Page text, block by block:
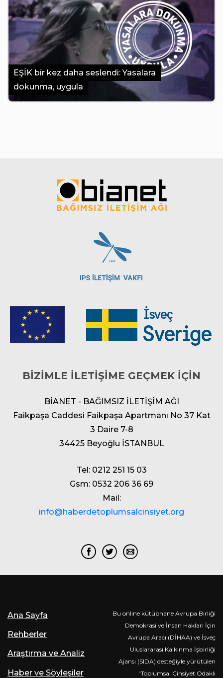
EŞİK bir kez daha seslendi: Yasalara
dokunma, uygula
BİZİMLE İLETİŞİME GEÇMEK İÇİN
BİANET - BAĞIMSIZ İLETİŞİM AĞI
Faikpaşa Caddesi Faikpaşa Apartmanı No 37 Kat
3 Daire 7-8
34425 Beyoğlu İSTANBUL
Tel: 0212 251 15 03
Gsm: 0532 206 36 69
Mail:
info@haberdetoplumsalcinsiyet.org
Ana Sayfa
Rehberler
Araştırma ve Analiz
Haber ve Söyleşiler
Bu online kütüphane Avrupa Birliği
Demokrasi ve İnsan Hakları İçin
Avrupa Aracı (DİHAA) ve İsveç
Uluslararası Kalkınma İşbirliği
Ajansı (SIDA) desteğiyle yürütülen
"Toplumsal Cinsiyet Odaklı